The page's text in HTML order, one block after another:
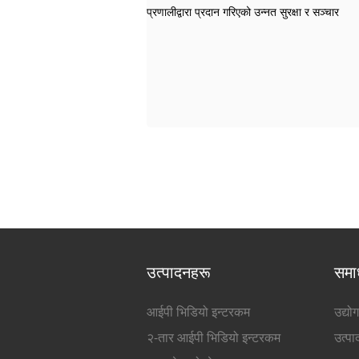
उत्पादनहरू
आईपी ​​भिडियो इन्टरकम
२-तार आईपी भिडियो इन्टरकम